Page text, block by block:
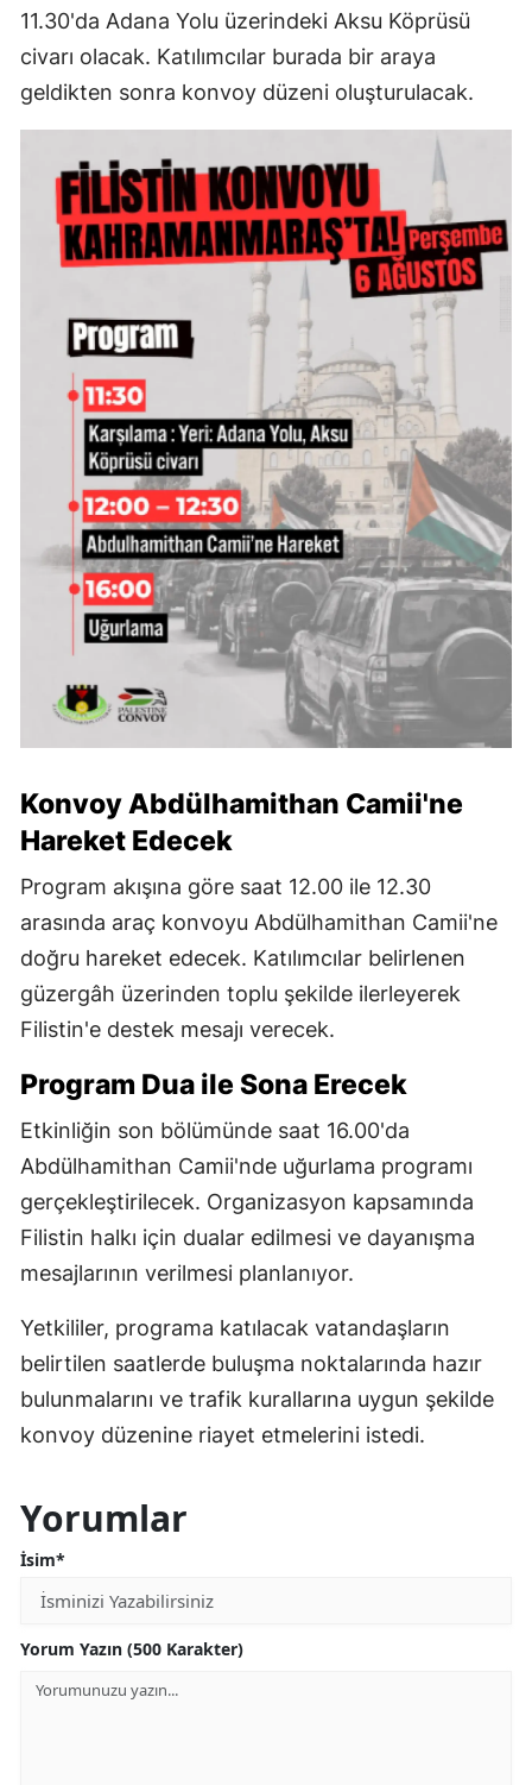
11.30'da Adana Yolu üzerindeki Aksu Köprüsü
civarı olacak. Katılımcılar burada bir araya
geldikten sonra konvoy düzeni oluşturulacak.
Konvoy Abdülhamithan Camii'ne
Hareket Edecek
Program akışına göre saat 12.00 ile 12.30
arasında araç konvoyu Abdülhamithan Camii'ne
doğru hareket edecek. Katılımcılar belirlenen
güzergâh üzerinden toplu şekilde ilerleyerek
Filistin'e destek mesajı verecek.
Program Dua ile Sona Erecek
Etkinliğin son bölümünde saat 16.00'da
Abdülhamithan Camii'nde uğurlama programı
gerçekleştirilecek. Organizasyon kapsamında
Filistin halkı için dualar edilmesi ve dayanışma
mesajlarının verilmesi planlanıyor.
Yetkililer, programa katılacak vatandaşların
belirtilen saatlerde buluşma noktalarında hazır
bulunmalarını ve trafik kurallarına uygun şekilde
konvoy düzenine riayet etmelerini istedi.
Yorumlar
İsim*
Yorum Yazın (500 Karakter)